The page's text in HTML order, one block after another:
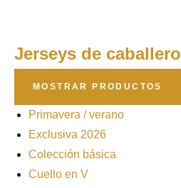
Jerseys de caballero
MOSTRAR PRODUCTOS
Primavera / verano
Exclusiva 2026
Colección básica
Cuello en V